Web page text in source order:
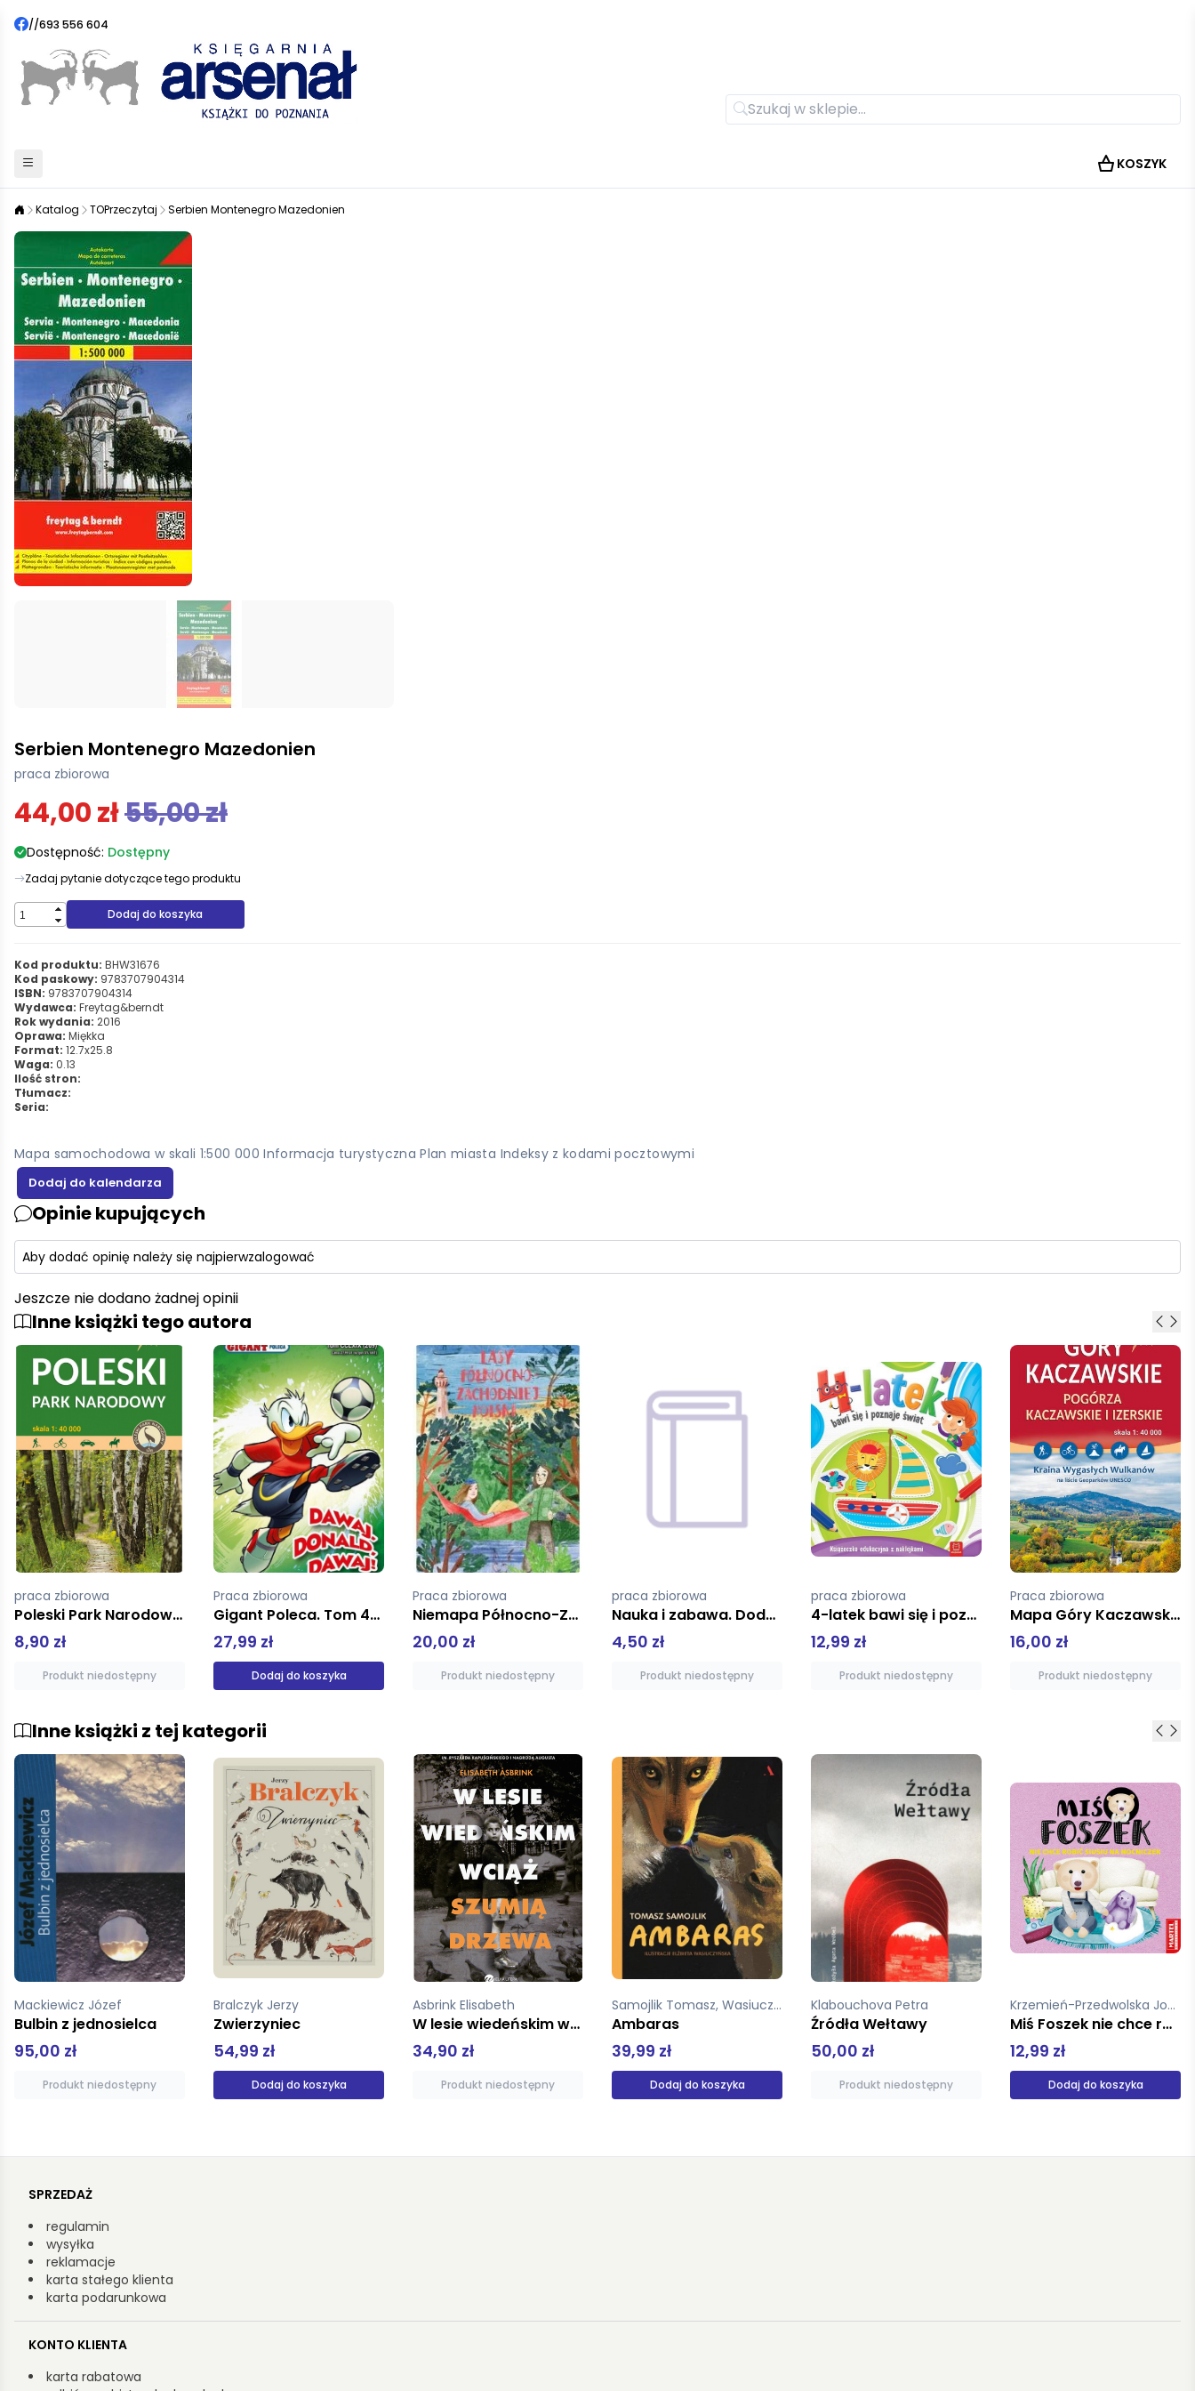
//693 556 604
KOSZYK
Katalog TOPrzeczytaj Serbien Montenegro Mazedonien
Serbien Montenegro Mazedonien
praca zbiorowa
44,00 zł55,00 zł
Dostępność: Dostępny
Zadaj pytanie dotyczące tego produktu
Dodaj do koszyka
Kod produktu: BHW31676
Kod paskowy: 9783707904314
ISBN: 9783707904314
Wydawca: Freytag&berndt
Rok wydania: 2016
Oprawa: Miękka
Format: 12.7x25.8
Waga: 0.13
Ilość stron:
Tłumacz:
Seria:
Mapa samochodowa w skali 1:500 000 Informacja turystyczna Plan miasta Indeksy z kodami pocztowymi
Opinie kupujących
Aby dodać opinię należy się najpierwzalogować
Jeszcze nie dodano żadnej opinii
Inne książki tego autora
Praca zbiorowa
Gigant Poleca. Tom 4/2026. Dawaj, Donald, dawaj!
27,99 zł
Dodaj do koszyka
Praca zbiorowa
Niemapa Północno-Zachodniej Polski
20,00 zł
Produkt niedostępny
praca zbiorowa
Nauka i zabawa. Dodawanie i odejmowanie. Zabawa z liczbami
4,50 zł
Produkt niedostępny
praca zbiorowa
4-latek bawi się i poznaje świat
12,99 zł
Produkt niedostępny
Praca zbiorowa
Mapa Góry Kaczawskie 1:40 000
16,00 zł
Produkt niedostępny
praca zbiorowa
Gdzie pracuje... Traktorek
5,99 zł
Produkt niedostępny
Inne książki z tej kategorii
Bralczyk Jerzy
Zwierzyniec
54,99 zł
Dodaj do koszyka
Asbrink Elisabeth
34,90 zł
Produkt niedostępny
Ambaras
39,99 zł
Dodaj do koszyka
Klabouchova Petra
Źródła Wełtawy
50,00 zł
Produkt niedostępny
12,99 zł
Dodaj do koszyka
Schulz Bruno
Sklepy cynamonowe
34,90 zł
Produkt niedostępny
SPRZEDAŻ
regulamin
wysyłka
reklamacje
karta stałego klienta
karta podarunkowa
KONTO KLIENTA
karta rabatowa